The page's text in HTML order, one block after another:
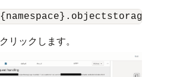
リックします。